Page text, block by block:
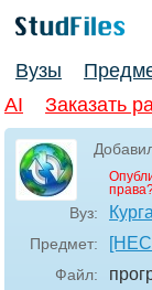
Вузы
AI
Заказать
Вуз:
Предмет:
Файл: